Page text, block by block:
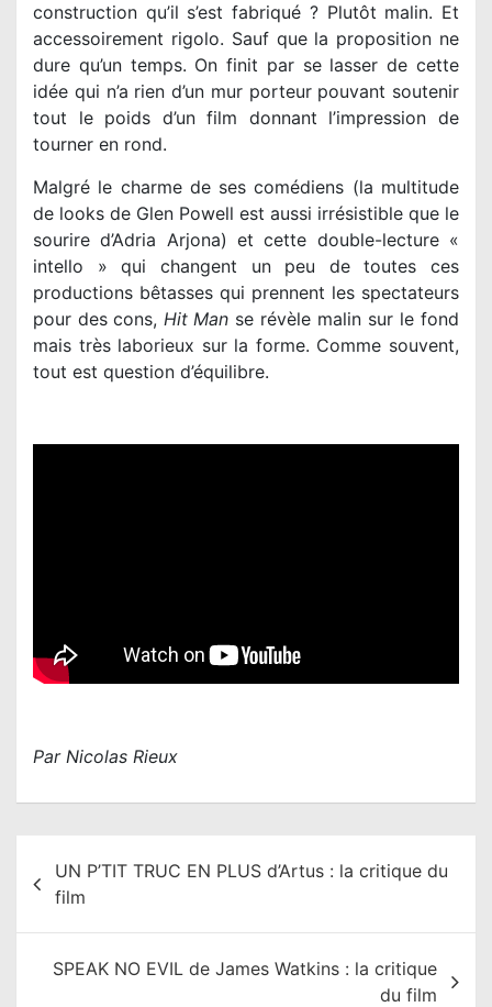
construction qu’il s’est fabriqué ? Plutôt malin. Et
accessoirement rigolo. Sauf que la proposition ne
dure qu’un temps. On finit par se lasser de cette
idée qui n’a rien d’un mur porteur pouvant soutenir
tout le poids d’un film donnant l’impression de
tourner en rond.
Malgré le charme de ses comédiens (la multitude
de looks de Glen Powell est aussi irrésistible que le
sourire d’Adria Arjona) et cette double-lecture «
intello » qui changent un peu de toutes ces
productions bêtasses qui prennent les spectateurs
pour des cons, Hit Man se révèle malin sur le fond
mais très laborieux sur la forme. Comme souvent,
tout est question d’équilibre.
Par Nicolas Rieux
UN P’TIT TRUC EN PLUS d’Artus : la critique du
film
SPEAK NO EVIL de James Watkins : la critique
du film